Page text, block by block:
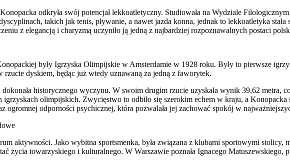
odkryła swój potencjał lekkoatletyczny. Studiowała na Wydziale
takich jak tenis, pływanie, a nawet jazda konna, jednak to lekkoatletyka stała
z elegancją i charyzmą uczyniło ją jedną z najbardziej rozpoznawalnych postaci
były Igrzyska Olimpijskie w Amsterdamie w 1928 roku. Były to pierwsze
dyskiem, będąc już wtedy uznawaną za jedną z faworytek.
historycznego wyczynu. W swoim drugim rzucie uzyskała wynik 39,62 metra,
olimpijskich. Zwycięstwo to odbiło się szerokim echem w kraju, a Konopacka
ogromnej odporności psychicznej, która pozwalała jej zachować spokój w
aktywności. Jako wybitna sportsmenka, była związana z klubami sportowymi stolicy,
życia towarzyskiego i kulturalnego. W Warszawie poznała Ignacego